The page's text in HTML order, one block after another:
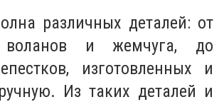
различных деталей: от
воланов и жемчуга, до
изготовленных и
Из таких деталей и